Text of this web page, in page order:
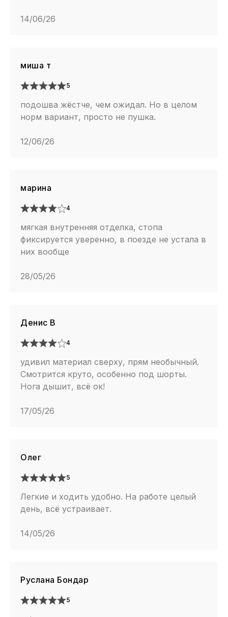
14/06/26
миша т
5
подошва жёстче, чем ожидал. Но в целом
норм вариант, просто не пушка.
12/06/26
марина
4
мягкая внутренняя отделка, стопа
фиксируется уверенно, в поезде не устала в
них вообще
28/05/26
Денис В
4
удивил материал сверху, прям необычный.
Смотрится круто, особенно под шорты.
Нога дышит, всё ок!
17/05/26
Олег
5
Легкие и ходить удобно. На работе целый
день, всё устраивает.
14/05/26
Руслана Бондар
5